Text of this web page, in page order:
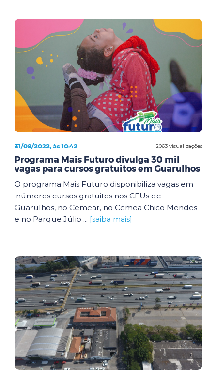
2063 visualizações
31/08/2022, às 10:42
Programa Mais Futuro divulga 30 mil
vagas para cursos gratuitos em Guarulhos
O programa Mais Futuro disponibiliza vagas em
inúmeros cursos gratuitos nos CEUs de
Guarulhos, no Cemear, no Cemea Chico Mendes
e no Parque Júlio ... [saiba mais]